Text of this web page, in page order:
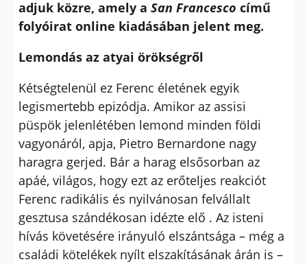
adjuk közre, amely a San Francesco című
folyóirat online kiadásában jelent meg.
Lemondás az atyai örökségről
Kétségtelenül ez Ferenc életének egyik
legismertebb epizódja. Amikor az assisi
püspök jelenlétében lemond minden földi
vagyonáról, apja, Pietro Bernardone nagy
haragra gerjed. Bár a harag elsősorban az
apáé, világos, hogy ezt az erőteljes reakciót
Ferenc radikális és nyilvánosan felvállalt
gesztusa szándékosan idézte elő . Az isteni
hívás követésére irányuló elszántsága – még a
családi kötelékek nyílt elszakításának árán is –